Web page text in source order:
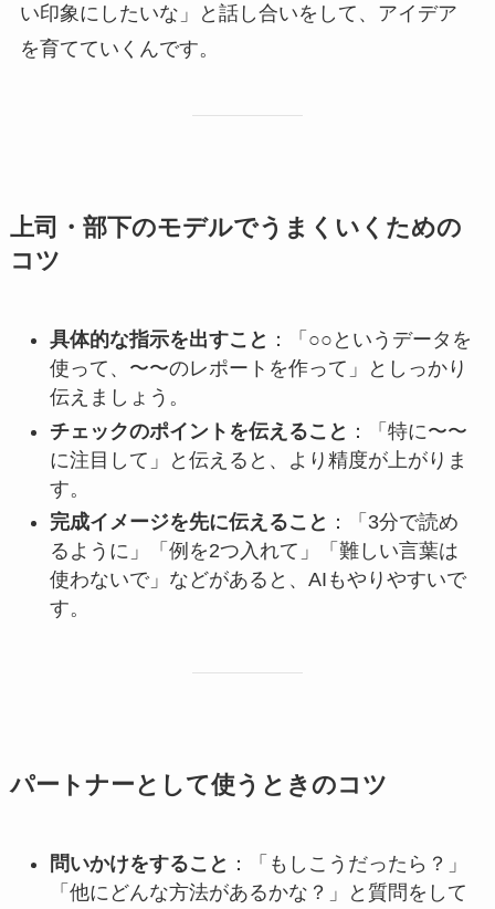
い印象にしたいな」と話し合いをして、アイデア
を育てていくんです。
上司・部下のモデルでうまくいくための
コツ
具体的な指示を出すこと ：「○○というデータを
使って、〜〜のレポートを作って」としっかり
伝えましょう。
チェックのポイントを伝えること ：「特に〜〜
に注目して」と伝えると、より精度が上がりま
す。
完成イメージを先に伝えること ：「3分で読め
るように」「例を2つ入れて」「難しい言葉は
使わないで」などがあると、AIもやりやすいで
す。
パートナーとして使うときのコツ
問いかけをすること ：「もしこうだったら？」
「他にどんな方法があるかな？」と質問をして